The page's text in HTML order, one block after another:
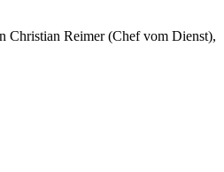
Christian Reimer (Chef vom Dienst),